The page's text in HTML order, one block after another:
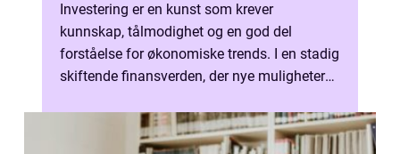
Investering er en kunst som krever
kunnskap, tålmodighet og en god del
forståelse for økonomiske trends. I en stadig
skiftende finansverden, der nye muligheter